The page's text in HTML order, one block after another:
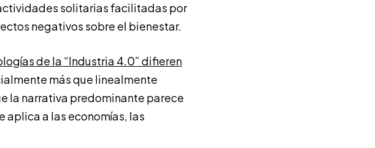
solitarias facilitadas por
negativos sobre el bienestar.
de la “Industria 4.0” difieren
más que linealmente
la narrativa predominante parece
aplica a las economías, las